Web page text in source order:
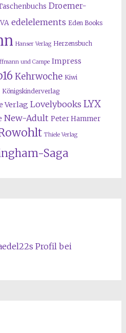
Droemer-
edelelements Eden Books
Hanser Verlag Herzensbuch
und Campe Impress
Kehrwoche Kiwi
Königskinderverlag
Verlag Lovelybooks LYX
New-Adult Peter Hammer
Thiele Verlag
Saga
Profil bei